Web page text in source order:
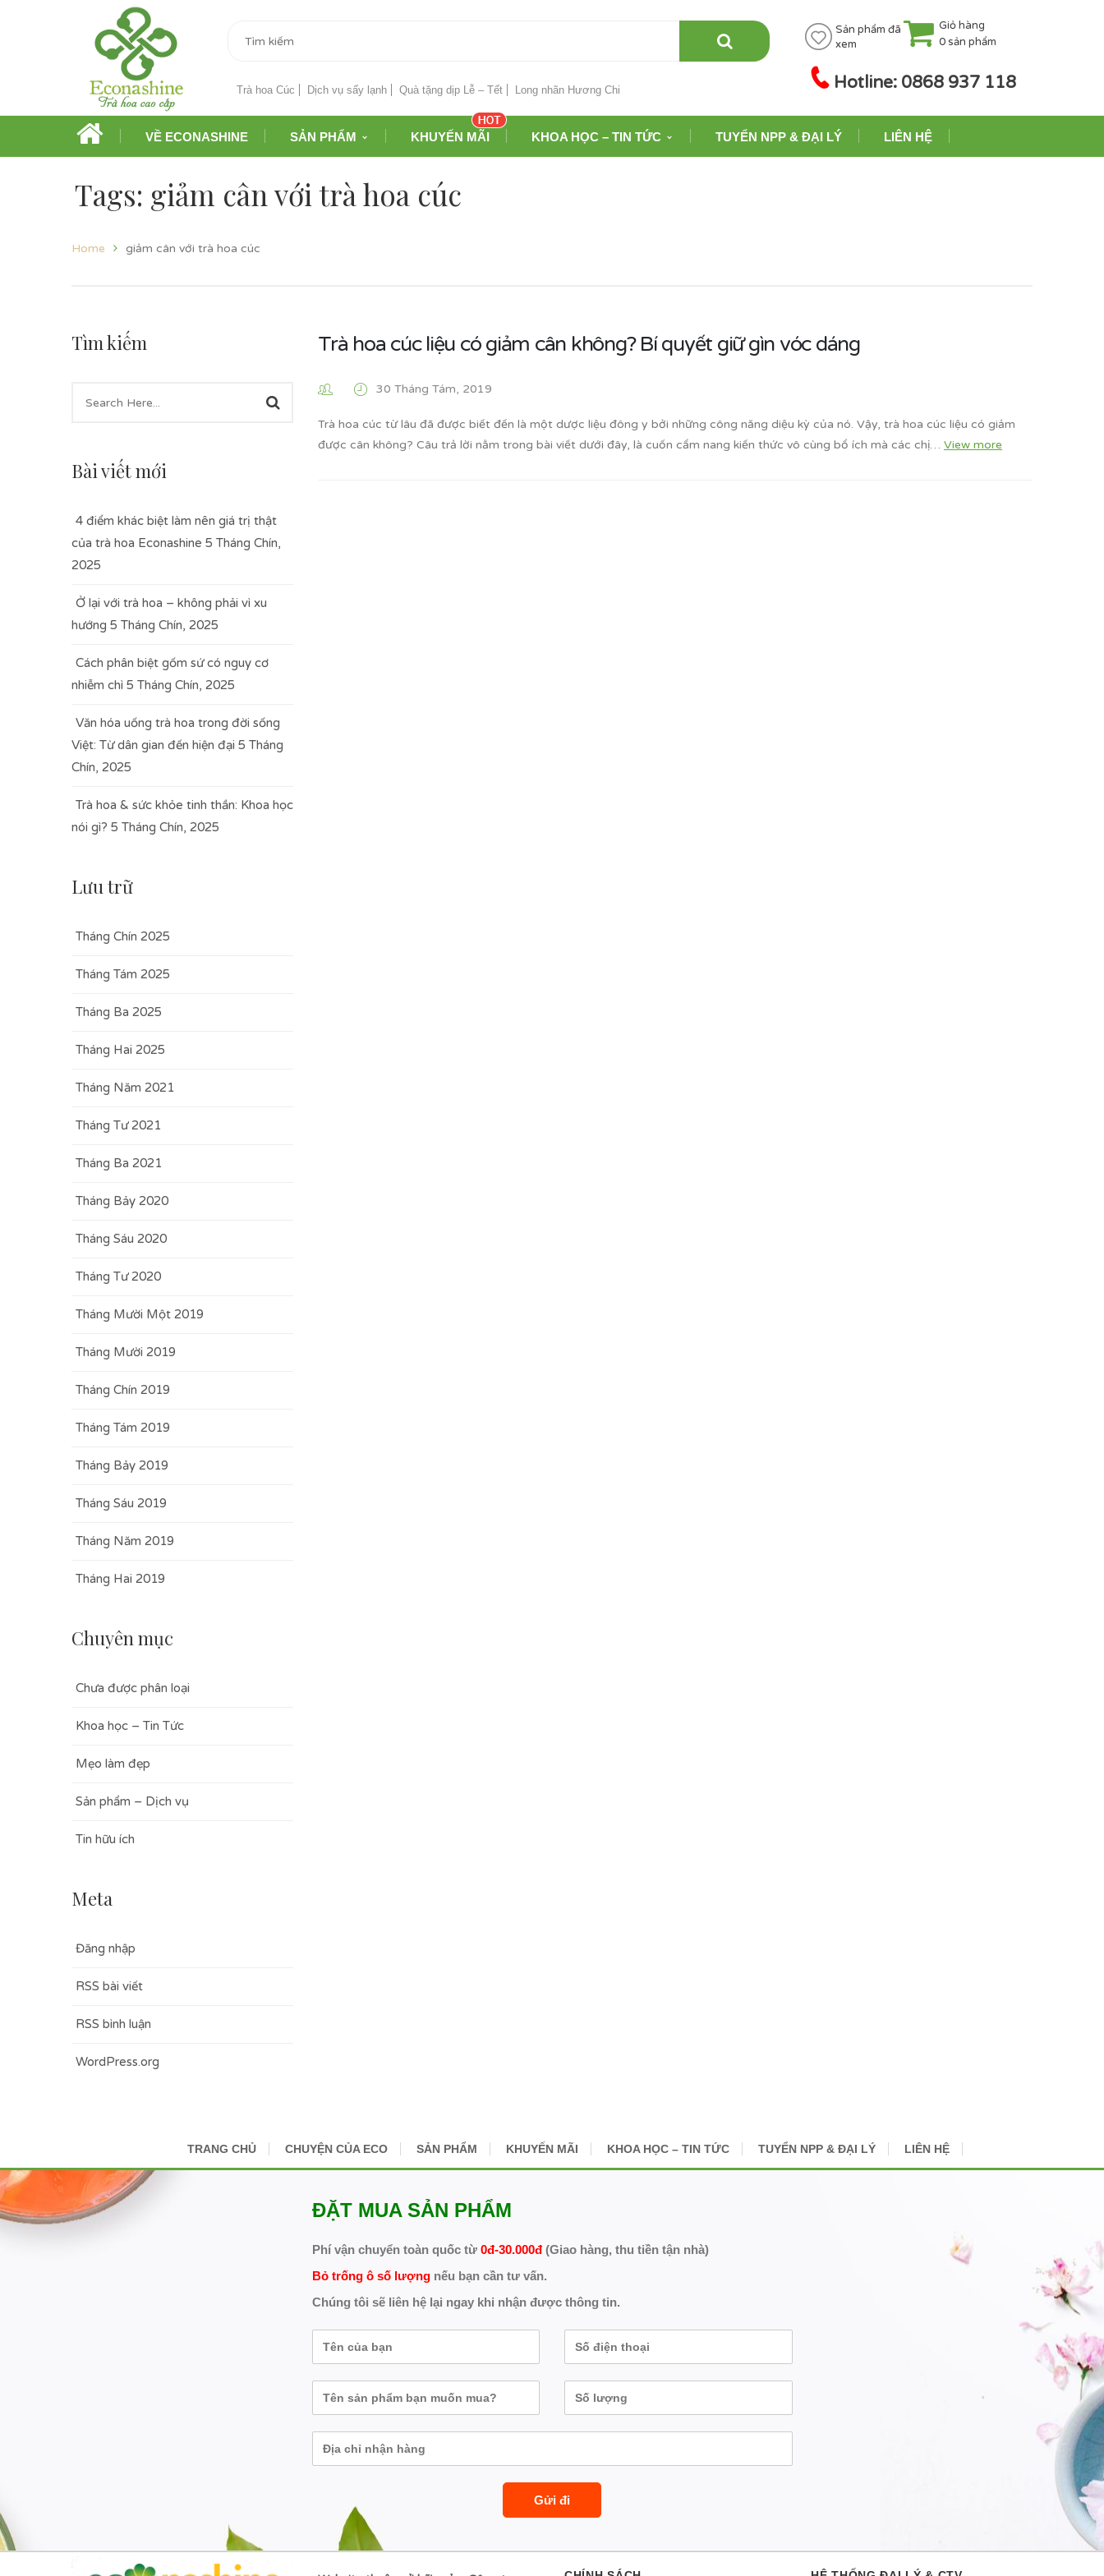
Trà hoa Cúc Dịch vụ sấy lạnh Quà tặng dịp Lễ – Tết Long nhãn Hương Chi
Sản phẩm đã
xem
Giỏ hàng
0 sản phẩm
Hotline: 0868 937 118
VỀ ECONASHINE SẢN PHẨM KHUYẾN MÃI KHOA HỌC – TIN TỨC TUYỂN NPP & ĐẠI LÝ LIÊN HỆ
Tags: giảm cân với trà hoa cúc
Home giảm cân với trà hoa cúc
Tìm kiếm
Bài viết mới
4 điểm khác biệt làm nên giá trị thật
của trà hoa Econashine 5 Tháng Chín,
2025
Ở lại với trà hoa – không phải vì xu
hướng 5 Tháng Chín, 2025
Cách phân biệt gốm sứ có nguy cơ
nhiễm chì 5 Tháng Chín, 2025
Văn hóa uống trà hoa trong đời sống
Việt: Từ dân gian đến hiện đại 5 Tháng
Chín, 2025
Trà hoa & sức khỏe tinh thần: Khoa học
nói gì? 5 Tháng Chín, 2025
Lưu trữ
Tháng Chín 2025
Tháng Tám 2025
Tháng Ba 2025
Tháng Hai 2025
Tháng Năm 2021
Tháng Tư 2021
Tháng Ba 2021
Tháng Bảy 2020
Tháng Sáu 2020
Tháng Tư 2020
Tháng Mười Một 2019
Tháng Mười 2019
Tháng Chín 2019
Tháng Tám 2019
Tháng Bảy 2019
Tháng Sáu 2019
Tháng Năm 2019
Tháng Hai 2019
Chuyên mục
Chưa được phân loại
Khoa học – Tin Tức
Mẹo làm đẹp
Sản phẩm – Dịch vụ
Tin hữu ích
Meta
Đăng nhập
RSS bài viết
RSS bình luận
WordPress.org
Trà hoa cúc liệu có giảm cân không? Bí quyết giữ gìn vóc dáng
30 Tháng Tám, 2019
Trà hoa cúc từ lâu đã được biết đến là một dược liệu đông y bởi những công năng diệu kỳ của nó. Vậy, trà hoa cúc liệu có giảm
được cân không? Câu trả lời nằm trong bài viết dưới đây, là cuốn cẩm nang kiến thức vô cùng bổ ích mà các chị… View more
TRANG CHỦ CHUYỆN CỦA ECO SẢN PHẨM KHUYẾN MÃI KHOA HỌC – TIN TỨC TUYỂN NPP & ĐẠI LÝ LIÊN HỆ
ĐẶT MUA SẢN PHẨM
Phí vận chuyển toàn quốc từ 0đ-30.000đ(Giao hàng, thu tiền tận nhà)
Bỏ trống ô số lượngnếu bạn cần tư vấn.
Chúng tôi sẽ liên hệ lại ngay khi nhận được thông tin.